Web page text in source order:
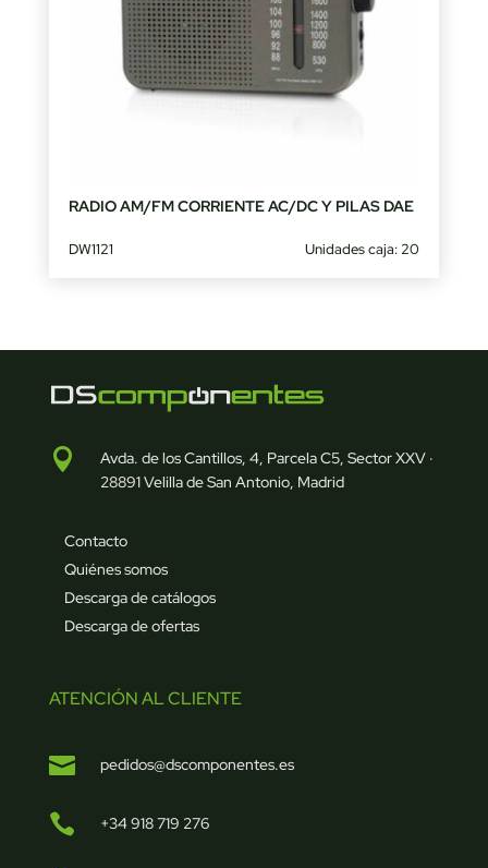
RADIO AM/FM CORRIENTE AC/DC Y PILAS DAE
DW1121 Unidades caja: 20

Avda. de los Cantillos, 4, Parcela C5, Sector XXV ·
28891 Velilla de San Antonio, Madrid
Contacto
Quiénes somos
Descarga de catálogos
Descarga de ofertas
ATENCIÓN AL CLIENTE
 pedidos@dscomponentes.es
 +34 918 719 276